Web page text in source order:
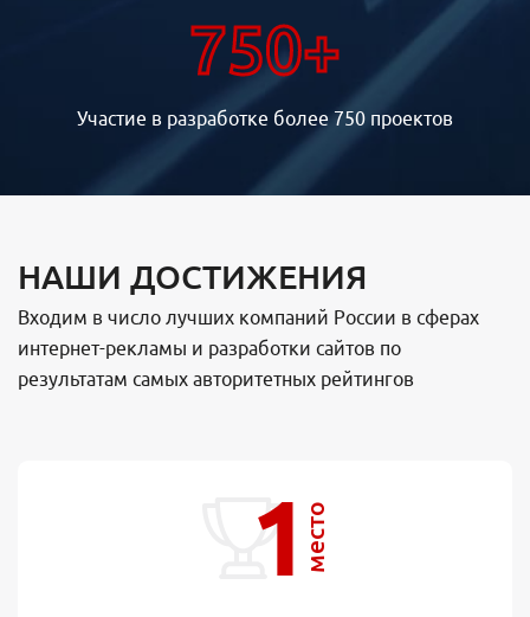
750+
Участие в разработке более 750 проектов
НАШИ ДОСТИЖЕНИЯ
Входим в число лучших компаний России в сферах
интернет-рекламы и разработки сайтов по
результатам самых авторитетных рейтингов
1 место